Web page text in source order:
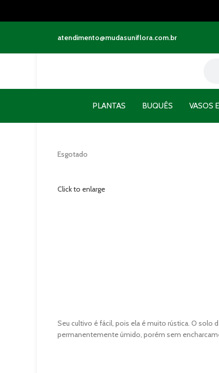
atendimento@mudasuniflora.com.br
PLANTAS BUQUÊS VASOS
Esgotado
Click to enlarge
Seu cultivo é fácil, pois ela é muito rústica. O solo
permanentemente úmido, porém sem